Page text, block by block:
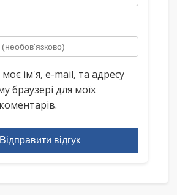
ім'я, e-mail, та адресу
браузері для моїх
Відправити відгук